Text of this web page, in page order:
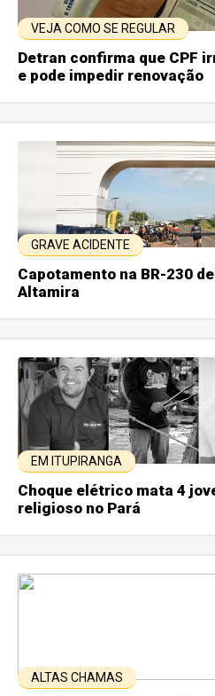
VEJA COMO SE REGULAR
Detran confirma que CPF
e pode impedir renovação
GRAVE ACIDENTE
Capotamento na BR-230
Altamira
EM ITUPIRANGA
Choque elétrico mata 4
religioso no Pará
ALTAS CHAMAS